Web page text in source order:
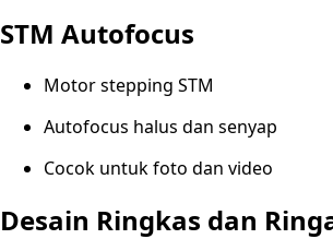
STM Autofocus
Motor stepping STM
Autofocus halus dan senyap
Cocok untuk foto dan video
Desain Ringkas dan